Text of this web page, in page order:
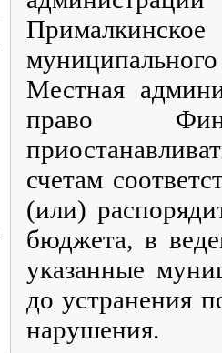
Местная
право
счетам
(или)
бюджета, в
указанные
до устранения
нарушения.